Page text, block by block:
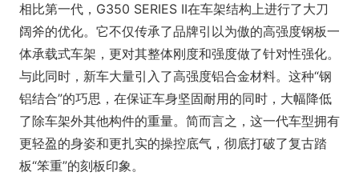
相比第一代，G350 SERIES II在车架结构上进行了大刀
阔斧的优化。它不仅传承了品牌引以为傲的高强度钢板一
体承载式车架，更对其整体刚度和强度做了针对性强化。
与此同时，新车大量引入了高强度铝合金材料。这种“钢
铝结合”的巧思，在保证车身坚固耐用的同时，大幅降低
了除车架外其他构件的重量。简而言之，这一代车型拥有
更轻盈的身姿和更扎实的操控底气，彻底打破了复古踏
板“笨重”的刻板印象。